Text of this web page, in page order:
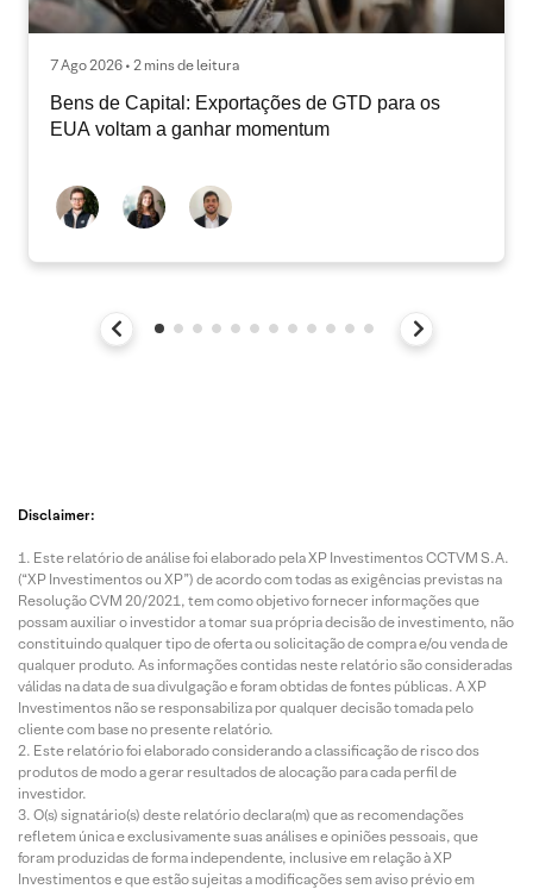
7 Ago 2026 • 2 mins de leitura
Bens de Capital: Exportações de GTD para os
EUA voltam a ganhar momentum
Disclaimer:
Este relatório de análise foi elaborado pela XP Investimentos CCTVM S.A.
(“XP Investimentos ou XP”) de acordo com todas as exigências previstas na
Resolução CVM 20/2021, tem como objetivo fornecer informações que
possam auxiliar o investidor a tomar sua própria decisão de investimento, não
constituindo qualquer tipo de oferta ou solicitação de compra e/ou venda de
qualquer produto. As informações contidas neste relatório são consideradas
válidas na data de sua divulgação e foram obtidas de fontes públicas. A XP
Investimentos não se responsabiliza por qualquer decisão tomada pelo
cliente com base no presente relatório.
Este relatório foi elaborado considerando a classificação de risco dos
produtos de modo a gerar resultados de alocação para cada perfil de
investidor.
O(s) signatário(s) deste relatório declara(m) que as recomendações
refletem única e exclusivamente suas análises e opiniões pessoais, que
foram produzidas de forma independente, inclusive em relação à XP
Investimentos e que estão sujeitas a modificações sem aviso prévio em